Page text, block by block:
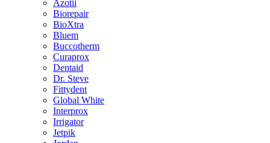
Azotii
Biorepair
BioXtra
Bluem
Buccotherm
Curaprox
Dentaid
Dr. Steve
Fittydent
Global White
Interprox
Irrigator
Jetpik